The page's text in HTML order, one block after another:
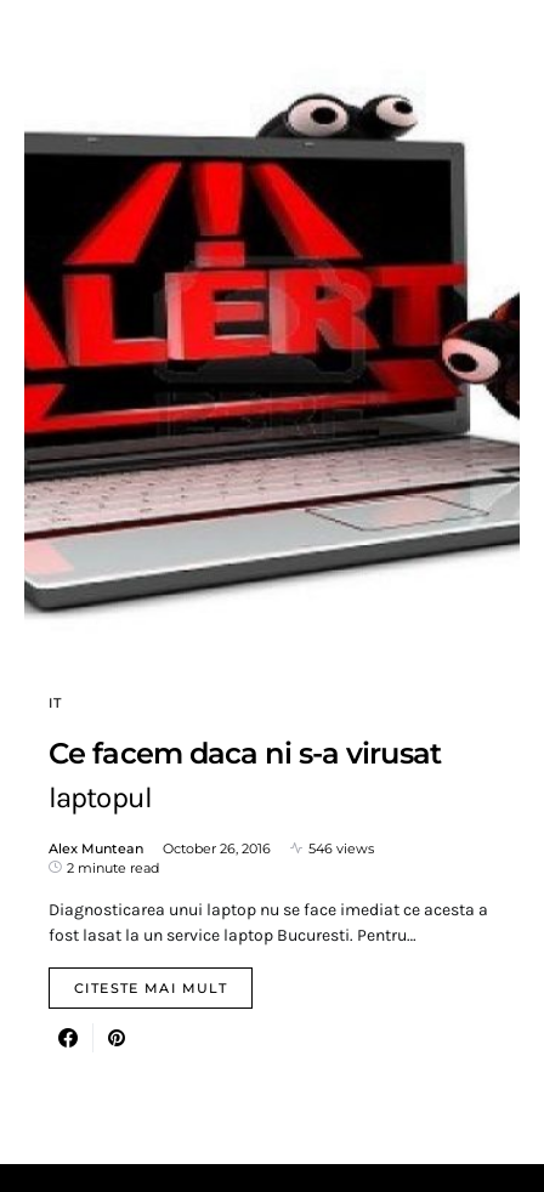
IT
Ce facem daca ni s-a virusat
laptopul
Alex Muntean October 26, 2016
546 views
2 minute read
Diagnosticarea unui laptop nu se face imediat ce acesta a
fost lasat la un service laptop Bucuresti. Pentru…
CITESTE MAI MULT